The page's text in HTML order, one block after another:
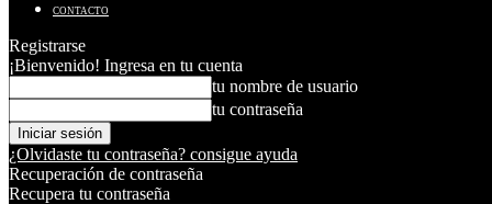
CONTACTO
Registrarse
¡Bienvenido! Ingresa en tu cuenta
tu nombre de usuario
tu contraseña
¿Olvidaste tu contraseña? consigue ayuda
Recuperación de contraseña
Recupera tu contraseña